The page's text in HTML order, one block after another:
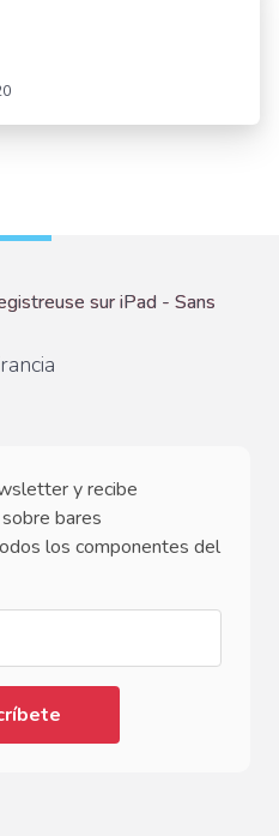
y recibe
bares
los componentes del